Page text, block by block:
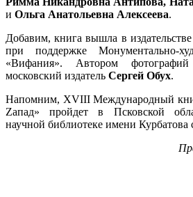
и Ольга Анатольевна Алексеева.
Добавим, книга вышла в
при поддержке Монументально-
«Вифания». Автором фотографий
московский издатель Сергей Обух.
Напомним, XVIII Международный
Zапад» пройдет в Псковской
научной библиотеке имени Курбатова